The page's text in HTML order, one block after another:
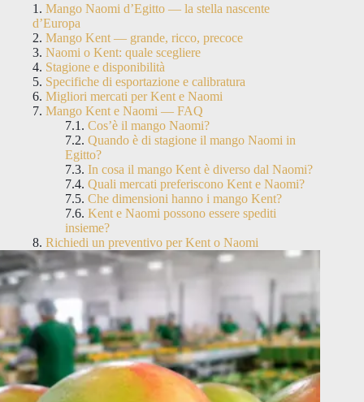
Mango Naomi d’Egitto — la stella nascente
d’Europa
Mango Kent — grande, ricco, precoce
Naomi o Kent: quale scegliere
Stagione e disponibilità
Specifiche di esportazione e calibratura
Migliori mercati per Kent e Naomi
Mango Kent e Naomi — FAQ
Cos’è il mango Naomi?
Quando è di stagione il mango Naomi in
Egitto?
In cosa il mango Kent è diverso dal Naomi?
Quali mercati preferiscono Kent e Naomi?
Che dimensioni hanno i mango Kent?
Kent e Naomi possono essere spediti
insieme?
Richiedi un preventivo per Kent o Naomi